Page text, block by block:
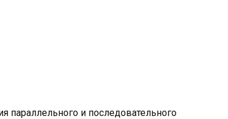
параллельного и последовательного